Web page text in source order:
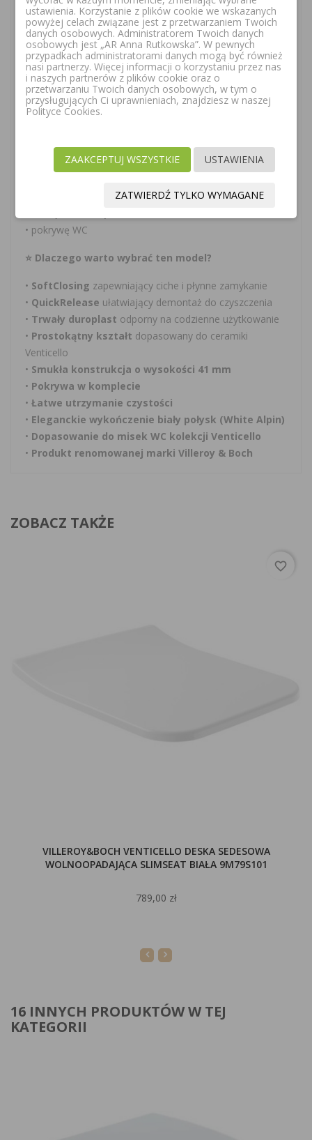
•SoftClosing:tak
•QuickRelease:tak
•Deska zdejmowana:tak
•Długość:455 mm
• Szerokość:377 mm
•Wysokość:41 mm
•Waga: 2,64 kg
📦 Zakres dostawy / Skład zestawu
• pokrywę WC
⭐ Dlaczego warto wybrać ten model?
• SoftClosing zapewniający ciche i płynne zamykanie
• QuickRelease ułatwiający demontaż do czyszczenia
• Trwały duroplast odporny na codzienne użytkowanie
• Prostokątny kształt dopasowany do ceramiki
Venticello
• Smukła konstrukcja o wysokości 41 mm
• Pokrywa w komplecie
• Łatwe utrzymanie czystości
• Eleganckie wykończenie biały połysk (White Alpin)
• Dopasowanie do misek WC kolekcji Venticello
• Produkt renomowanej marki Villeroy & Boch
ZOBACZ TAKŻE
VILLEROY&BOCH VENTICELLO DESKA SEDESOWA
WOLNOOPADAJĄCA SLIMSEAT BIAŁA 9M79S101
789,00 zł
favorite_border
16 INNYCH PRODUKTÓW W TEJ
KATEGORII
ustawienia. Korzystanie z plików cookie we wskazanych
powyżej celach związane jest z przetwarzaniem Twoich
danych osobowych. Administratorem Twoich danych
osobowych jest „AR Anna Rutkowska”. W pewnych
przypadkach administratorami danych mogą być również
nasi partnerzy. Więcej informacji o korzystaniu przez nas
i naszych partnerów z plików cookie oraz o
przetwarzaniu Twoich danych osobowych, w tym o
przysługujących Ci uprawnieniach, znajdziesz w naszej
Polityce Cookies.
USTAWIENIA
ZAAKCEPTUJ WSZYSTKIE
ZATWIERDŹ TYLKO WYMAGANE